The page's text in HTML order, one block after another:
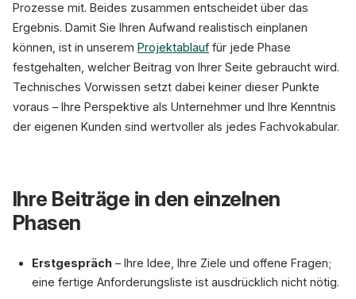
Prozesse mit. Beides zusammen entscheidet über das
Ergebnis. Damit Sie Ihren Aufwand realistisch einplanen
können, ist in unserem Projektablauf für jede Phase
festgehalten, welcher Beitrag von Ihrer Seite gebraucht wird.
Technisches Vorwissen setzt dabei keiner dieser Punkte
voraus – Ihre Perspektive als Unternehmer und Ihre Kenntnis
der eigenen Kunden sind wertvoller als jedes Fachvokabular.
Ihre Beiträge in den einzelnen
Phasen
Erstgespräch – Ihre Idee, Ihre Ziele und offene Fragen;
eine fertige Anforderungsliste ist ausdrücklich nicht nötig.